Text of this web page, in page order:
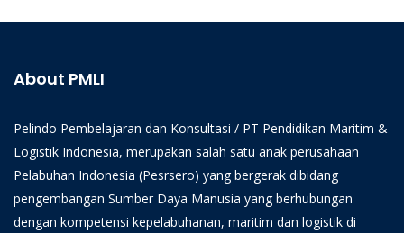
About PMLI
Pelindo Pembelajaran dan Konsultasi / PT Pendidikan Maritim &
Logistik Indonesia, merupakan salah satu anak perusahaan
Pelabuhan Indonesia (Pesrsero) yang bergerak dibidang
pengembangan Sumber Daya Manusia yang berhubungan
dengan kompetensi kepelabuhanan, maritim dan logistik di